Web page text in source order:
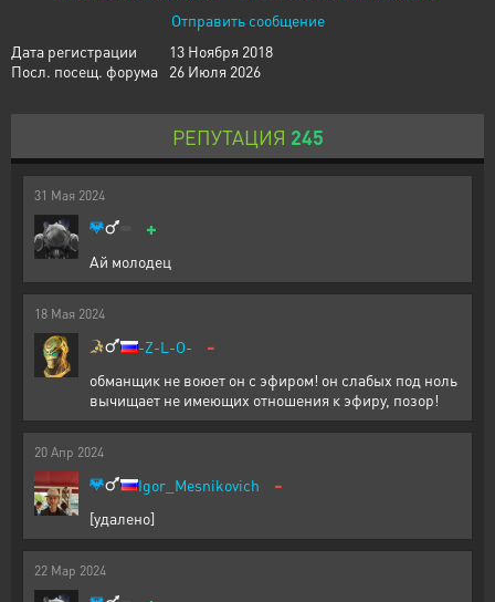
Отправить сообщение
Дата регистрации
13 Ноября 2018
Посл. посещ. форума
26 Июля 2026
РЕПУТАЦИЯ 245
31 Мая 2024
+
Ай молодец
18 Мая 2024
-Z-L-O- -
обманщик не воюет он с эфиром! он слабых под ноль
вычищает не имеющих отношения к эфиру, позор!
20 Апр 2024
Igor_Mesnikovich -
[удалено]
22 Мар 2024